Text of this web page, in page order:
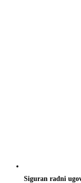
Siguran radni